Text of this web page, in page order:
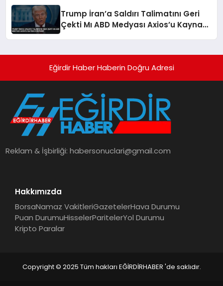
Trump İran’a Saldırı Talimatını Geri
Çekti Mı ABD Medyası Axios’u Kaynak
Eğirdir Haber Haberin Doğru Adresi
Reklam & İşbirliği:habersonuclari@gmail.com
Hakkımızda
BorsaNamaz VakitleriGazetelerHava Durumu
Puan DurumuHisselerParitelerYol Durumu
Kripto Paralar
Copyright © 2025 Tüm hakları EĞİRDİRHABER 'de saklıdır.